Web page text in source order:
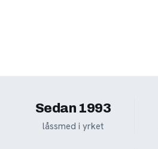
Sedan 1993
låssmed i yrket